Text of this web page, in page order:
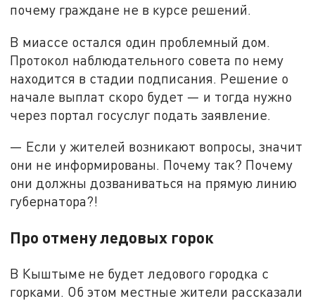
почему граждане не в курсе решений.
В миассе остался один проблемный дом.
Протокол наблюдательного совета по нему
находится в стадии подписания. Решение о
начале выплат скоро будет — и тогда нужно
через портал госуслуг подать заявление.
— Если у жителей возникают вопросы, значит
они не информированы. Почему так? Почему
они должны дозваниваться на прямую линию
губернатора?!
Про отмену ледовых горок
В Кыштыме не будет ледового городка с
горками. Об этом местные жители рассказали